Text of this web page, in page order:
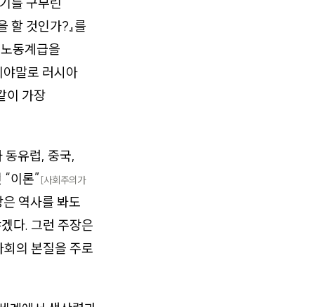
할 것인가?』를
동계급을
말로 러시아
이 가장
동유럽, 중국,
이론” [사회주의가
역사를 봐도
다. 그런 주장은
의 본질을 주로